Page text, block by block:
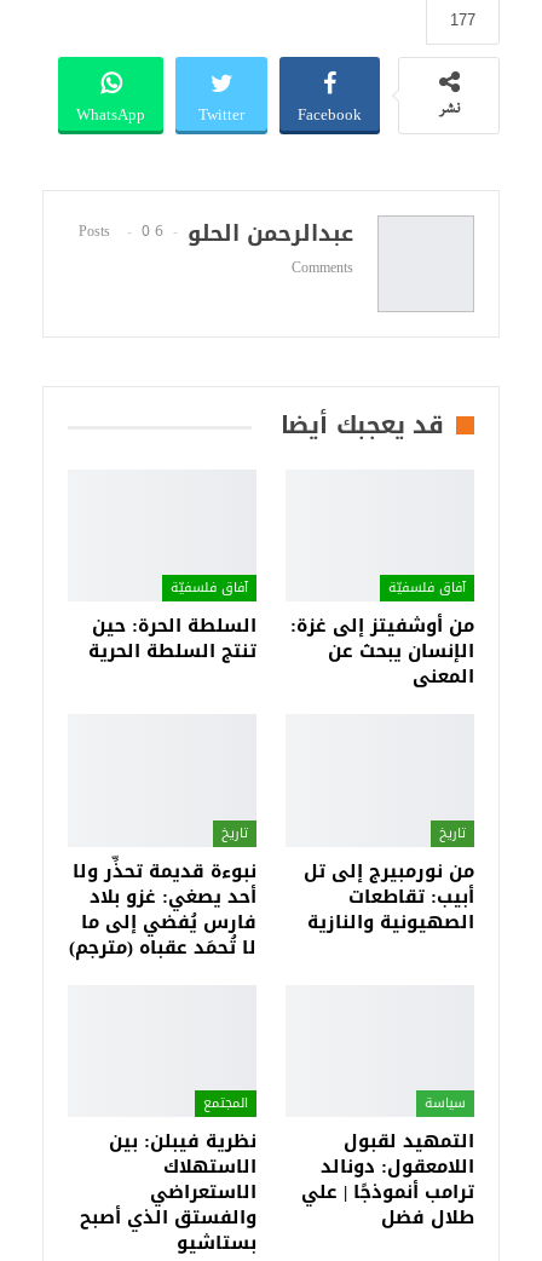
177
نشر Facebook
Twitter
WhatsApp
عبدالرحمن الحلو 6 Posts
0
Comments
قد يعجبك أيضا
آفاق فلسفيّة‎
من أوشفيتز إلى غزة:
الإنسان يبحث عن
المعنى
آفاق فلسفيّة‎
السلطة الحرة: حين
تنتج السلطة الحرية
تاريخ
من نورمبيرج إلى تل
أبيب: تقاطعات
الصهيونية والنازية
تاريخ
نبوءة قديمة تحذِّر ولا
أحد يصغي: غزو بلاد
فارس يُفضي إلى ما
لا تُحمَد عقباه (مترجم)
سياسة
التمهيد لقبول
اللامعقول: دونالد
ترامب أنموذجًا | علي
طلال فضل
المجتمع
نظرية فيبلن: بين
الاستهلاك
الاستعراضي
والفستق الذي أصبح
بستاشيو